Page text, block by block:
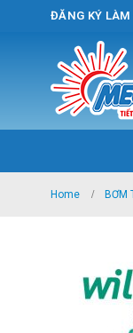
ĐĂNG KÝ LÀM
Home BƠM